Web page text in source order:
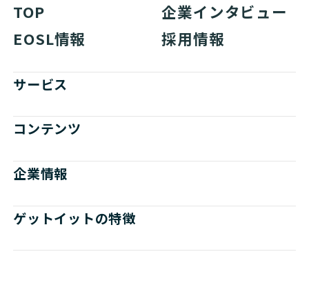
TOP
企業インタビュー
EOSL情報
採用情報
サービス
コンテンツ
企業情報
ゲットイットの特徴